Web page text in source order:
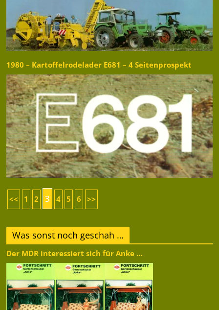
1980 – Kartoffelrodelader E681 – 4 Seitenprospekt
<< 1 2 3 4 5 6 >>
Was sonst noch geschah …
Der MDR interessiert sich für Anke …